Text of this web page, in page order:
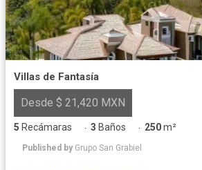
Villas de Fantasía
Desde $ 21,420 MXN
5 Recámaras · 3 Baños · 250m²
Published by Grupo San Grabiel